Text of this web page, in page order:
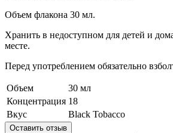
Объем флакона 30 мл.
Хранить в недоступном для детей и
месте.
Перед употреблением обязательно
Объем
30 мл
Концентрация 18
Вкус
Black Tobacco
Оставить отзыв